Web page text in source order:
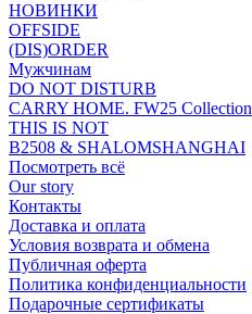
НОВИНКИ
OFFSIDE
(DIS)ORDER
Мужчинам
DO NOT DISTURB
CARRY HOME. FW25 Collection
THIS IS NOT
B2508 & SHALOMSHANGHAI
Посмотреть всё
Our story
Контакты
Доставка и оплата
Условия возврата и обмена
Публичная оферта
Политика конфиденциальности
Подарочные сертификаты